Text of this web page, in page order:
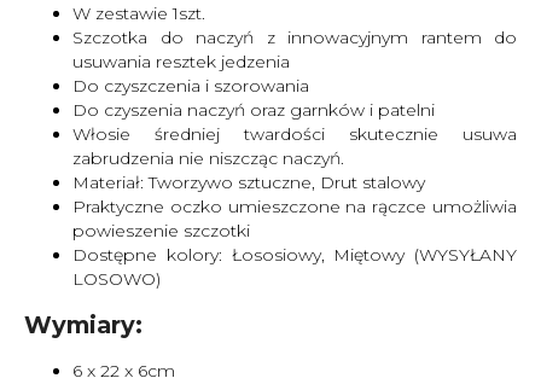
W zestawie 1szt.
Szczotka do naczyń z innowacyjnym rantem do
usuwania resztek jedzenia
Do czyszczenia i szorowania
Do czyszenia naczyń oraz garnków i patelni
Włosie średniej twardości skutecznie usuwa
zabrudzenia nie niszcząc naczyń.
Materiał: Tworzywo sztuczne, Drut stalowy
Praktyczne oczko umieszczone na rączce umożliwia
powieszenie szczotki
Dostępne kolory: Łososiowy, Miętowy (WYSYŁANY
LOSOWO)
Wymiary:
6 x 22 x 6cm